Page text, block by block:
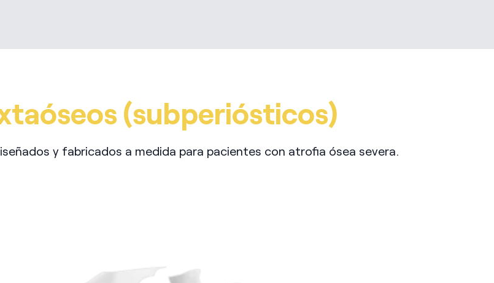
(subperiósticos)
y fabricados a medida para pacientes con atrofia ósea severa.